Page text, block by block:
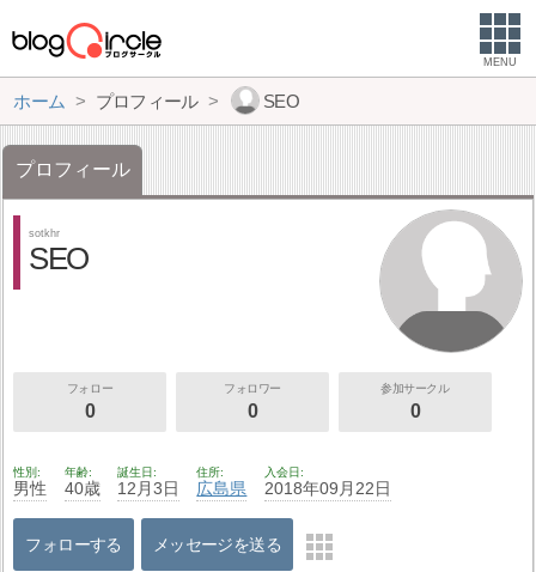
MENU
ホーム プロフィール SEO
プロフィール
sotkhr
SEO
フォロー
0
フォロワー
0
参加サークル
0
性別
男性
年齢
40歳
誕生日
12月3日
住所
広島県
入会日
2018年09月22日
フォローする メッセージを送る